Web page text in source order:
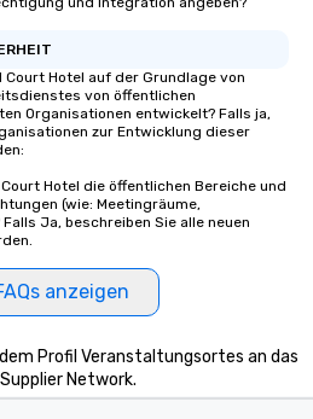
Court Hotel auf der Grundlage von
von öffentlichen
Organisationen entwickelt? Falls ja,
zur Entwicklung dieser
Hotel die öffentlichen Bereiche und
(wie: Meetingräume,
Ja, beschreiben Sie alle neuen
anzeigen
Profil Veranstaltungsortes an das
Network.